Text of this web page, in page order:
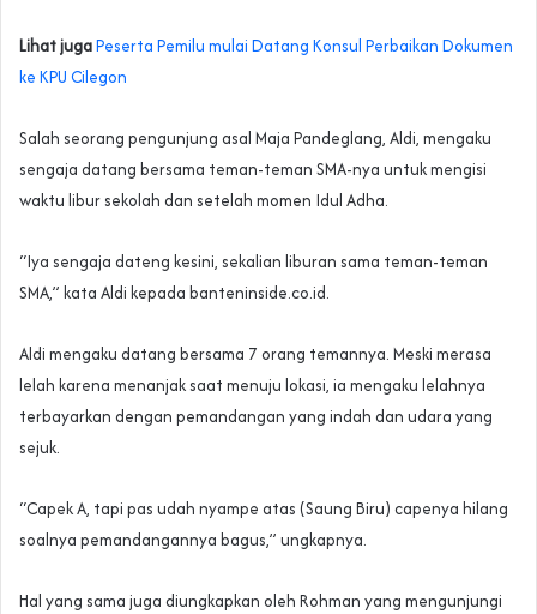
Lihat jugaPeserta Pemilu mulai Datang Konsul Perbaikan Dokumen
ke KPU Cilegon
Salah seorang pengunjung asal Maja Pandeglang, Aldi, mengaku
sengaja datang bersama teman-teman SMA-nya untuk mengisi
waktu libur sekolah dan setelah momen Idul Adha.
“Iya sengaja dateng kesini, sekalian liburan sama teman-teman
SMA,” kata Aldi kepada banteninside.co.id.
Aldi mengaku datang bersama 7 orang temannya. Meski merasa
lelah karena menanjak saat menuju lokasi, ia mengaku lelahnya
terbayarkan dengan pemandangan yang indah dan udara yang
sejuk.
“Capek A, tapi pas udah nyampe atas (Saung Biru) capenya hilang
soalnya pemandangannya bagus,” ungkapnya.
Hal yang sama juga diungkapkan oleh Rohman yang mengunjungi